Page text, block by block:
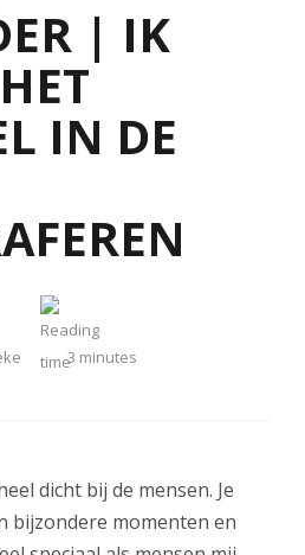
| IK
IN DE
3 minutes
dicht bij de mensen. Je
bijzondere momenten en